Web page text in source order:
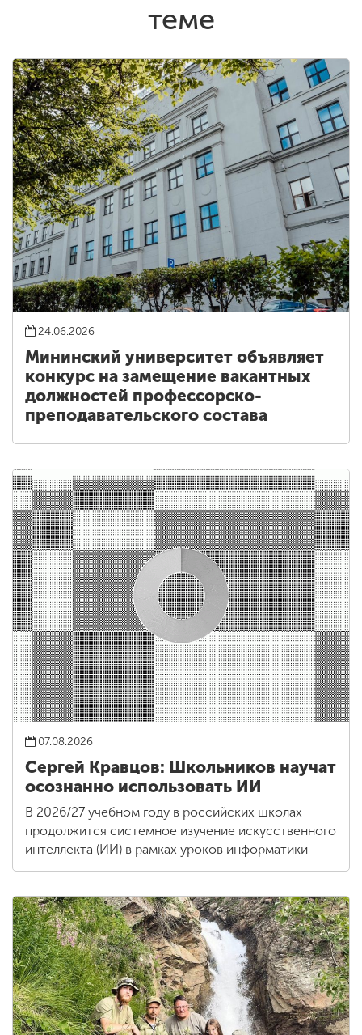
теме
24.06.2026
Мининский университет объявляет
конкурс на замещение вакантных
должностей профессорско-
преподавательского состава
07.08.2026
Сергей Кравцов: Школьников научат
осознанно использовать ИИ
В 2026/27 учебном году в российских школах
продолжится системное изучение искусственного
интеллекта (ИИ) в рамках уроков информатики